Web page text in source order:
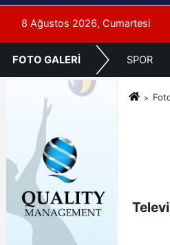
8 Ağustos 2026, Cumartesi
FOTO GALERİ SPOR